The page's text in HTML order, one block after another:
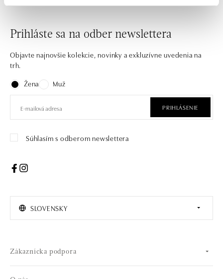
Prihláste sa na odber newslettera
Objavte najnovšie kolekcie, novinky a exkluzívne uvedenia na
trh.
Žena
Muž
PRIHLÁSENIE
Súhlasím s odberom newslettera
SLOVENSKY
Zákaznícka podpora